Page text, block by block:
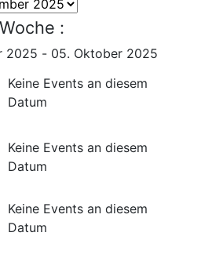
:
2025 - 05. Oktober 2025
Keine Events an diesem
Datum
Keine Events an diesem
Datum
Keine Events an diesem
Datum